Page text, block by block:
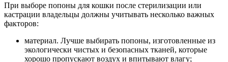
При выборе попоны для кошки после стерилизации или
кастрации владельцы должны учитывать несколько важных
факторов:
материал. Лучше выбирать попоны, изготовленные из
экологически чистых и безопасных тканей, которые
хорошо пропускают воздух и впитывают влагу;